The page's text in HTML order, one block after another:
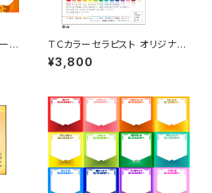
ム
ＴＣカラーセラピスト オリジナル
名刺 50枚
¥3,800